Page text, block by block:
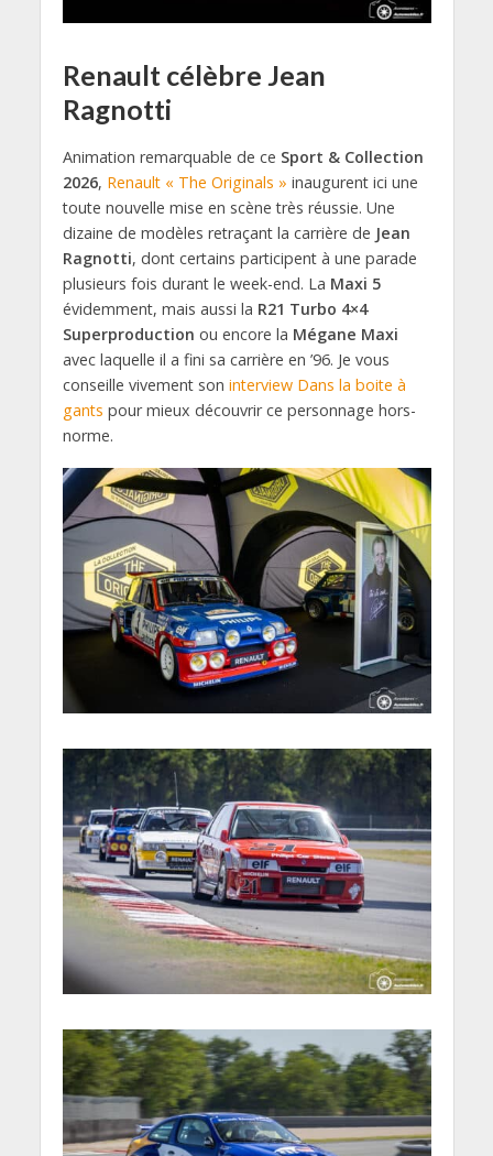
Renault célèbre Jean
Ragnotti
Animation remarquable de ce Sport & Collection
2026, Renault « The Originals » inaugurent ici une
toute nouvelle mise en scène très réussie. Une
dizaine de modèles retraçant la carrière de Jean
Ragnotti, dont certains participent à une parade
plusieurs fois durant le week-end. La Maxi 5
évidemment, mais aussi la R21 Turbo 4×4
Superproduction ou encore la Mégane Maxi
avec laquelle il a fini sa carrière en ’96. Je vous
conseille vivement son interview Dans la boite à
gants pour mieux découvrir ce personnage hors-
norme.